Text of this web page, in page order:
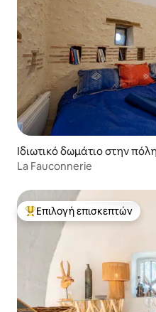
Ιδιωτικό δωμάτιο στην
La Fauconnerie
Κορυφαία επιλογή
Επιλογή επισκεπτών